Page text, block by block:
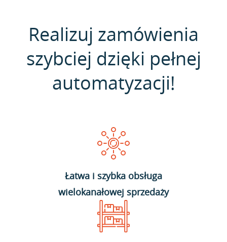
Realizuj zamówienia
szybciej dzięki pełnej
automatyzacji!
Łatwa i szybka obsługa
wielokanałowej sprzedaży